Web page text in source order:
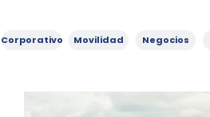
Categories
Corporativo Movilidad Negocios